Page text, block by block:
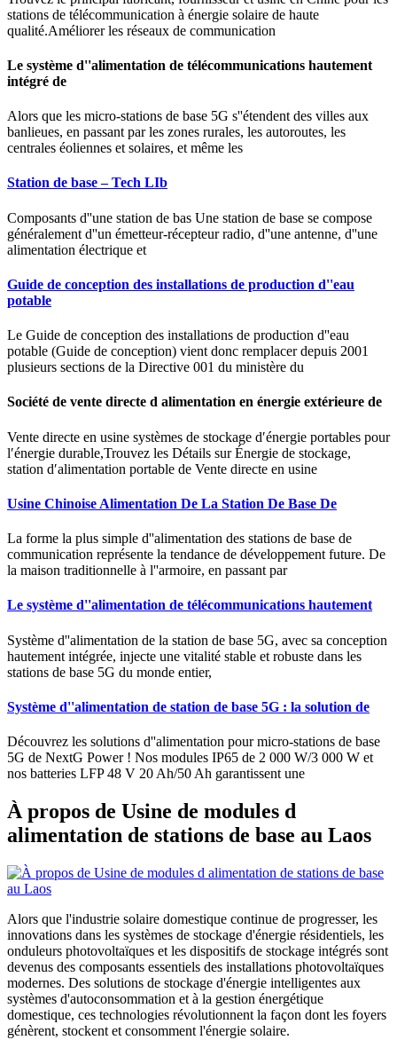
stations de télécommunication à énergie solaire de haute
qualité.Améliorer les réseaux de communication
Le système d''alimentation de télécommunications hautement
intégré de
Alors que les micro-stations de base 5G s''étendent des villes aux
banlieues, en passant par les zones rurales, les autoroutes, les
centrales éoliennes et solaires, et même les
Station de base – Tech LIb
Composants d''une station de bas Une station de base se compose
généralement d''un émetteur-récepteur radio, d''une antenne, d''une
alimentation électrique et
Guide de conception des installations de production d''eau
potable
Le Guide de conception des installations de production d''eau
potable (Guide de conception) vient donc remplacer depuis 2001
plusieurs sections de la Directive 001 du ministère du
Société de vente directe d alimentation en énergie extérieure de
Vente directe en usine systèmes de stockage d′énergie portables pour
l′énergie durable,Trouvez les Détails sur Énergie de stockage,
station d′alimentation portable de Vente directe en usine
Usine Chinoise Alimentation De La Station De Base De
La forme la plus simple d''alimentation des stations de base de
communication représente la tendance de développement future. De
la maison traditionnelle à l''armoire, en passant par
Le système d''alimentation de télécommunications hautement
Système d''alimentation de la station de base 5G, avec sa conception
hautement intégrée, injecte une vitalité stable et robuste dans les
stations de base 5G du monde entier,
Système d''alimentation de station de base 5G : la solution de
Découvrez les solutions d''alimentation pour micro-stations de base
5G de NextG Power ! Nos modules IP65 de 2 000 W/3 000 W et
nos batteries LFP 48 V 20 Ah/50 Ah garantissent une
À propos de Usine de modules d
alimentation de stations de base au Laos
Alors que l'industrie solaire domestique continue de progresser, les
innovations dans les systèmes de stockage d'énergie résidentiels, les
onduleurs photovoltaïques et les dispositifs de stockage intégrés sont
devenus des composants essentiels des installations photovoltaïques
modernes. Des solutions de stockage d'énergie intelligentes aux
systèmes d'autoconsommation et à la gestion énergétique
domestique, ces technologies révolutionnent la façon dont les foyers
génèrent, stockent et consomment l'énergie solaire.